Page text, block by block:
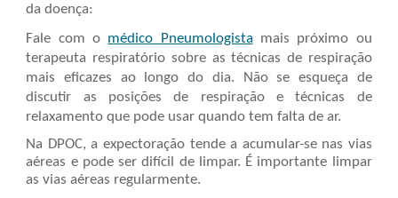
da doença:
Fale com o médico Pneumologistamais próximo ou
terapeuta respiratório sobre as técnicas de respiração
mais eficazes ao longo do dia. Não se esqueça de
discutir as posições de respiração e técnicas de
relaxamento que pode usar quando tem falta de ar.
Na DPOC, a expectoração tende a acumular-se nas vias
aéreas e pode ser difícil de limpar. É importante limpar
as vias aéreas regularmente.